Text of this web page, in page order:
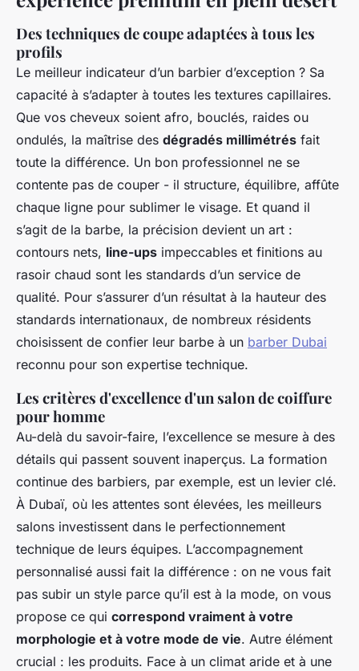
Des techniques de coupe adaptées à tous les
profils
Le meilleur indicateur d’un barbier d’exception ? Sa
capacité à s’adapter à toutes les textures capillaires.
Que vos cheveux soient afro, bouclés, raides ou
ondulés, la maîtrise des dégradés millimétrés fait
toute la différence. Un bon professionnel ne se
contente pas de couper - il structure, équilibre, affûte
chaque ligne pour sublimer le visage. Et quand il
s’agit de la barbe, la précision devient un art :
contours nets, line-ups impeccables et finitions au
rasoir chaud sont les standards d’un service de
qualité. Pour s’assurer d’un résultat à la hauteur des
standards internationaux, de nombreux résidents
choisissent de confier leur barbe à un barber Dubai
reconnu pour son expertise technique.
Les critères d'excellence d'un salon de coiffure
pour homme
Au-delà du savoir-faire, l’excellence se mesure à des
détails qui passent souvent inaperçus. La formation
continue des barbiers, par exemple, est un levier clé.
À Dubaï, où les attentes sont élevées, les meilleurs
salons investissent dans le perfectionnement
technique de leurs équipes. L’accompagnement
personnalisé aussi fait la différence : on ne vous fait
pas subir un style parce qu’il est à la mode, on vous
propose ce qui correspond vraiment à votre
morphologie et à votre mode de vie. Autre élément
crucial : les produits. Face à un climat aride et à une